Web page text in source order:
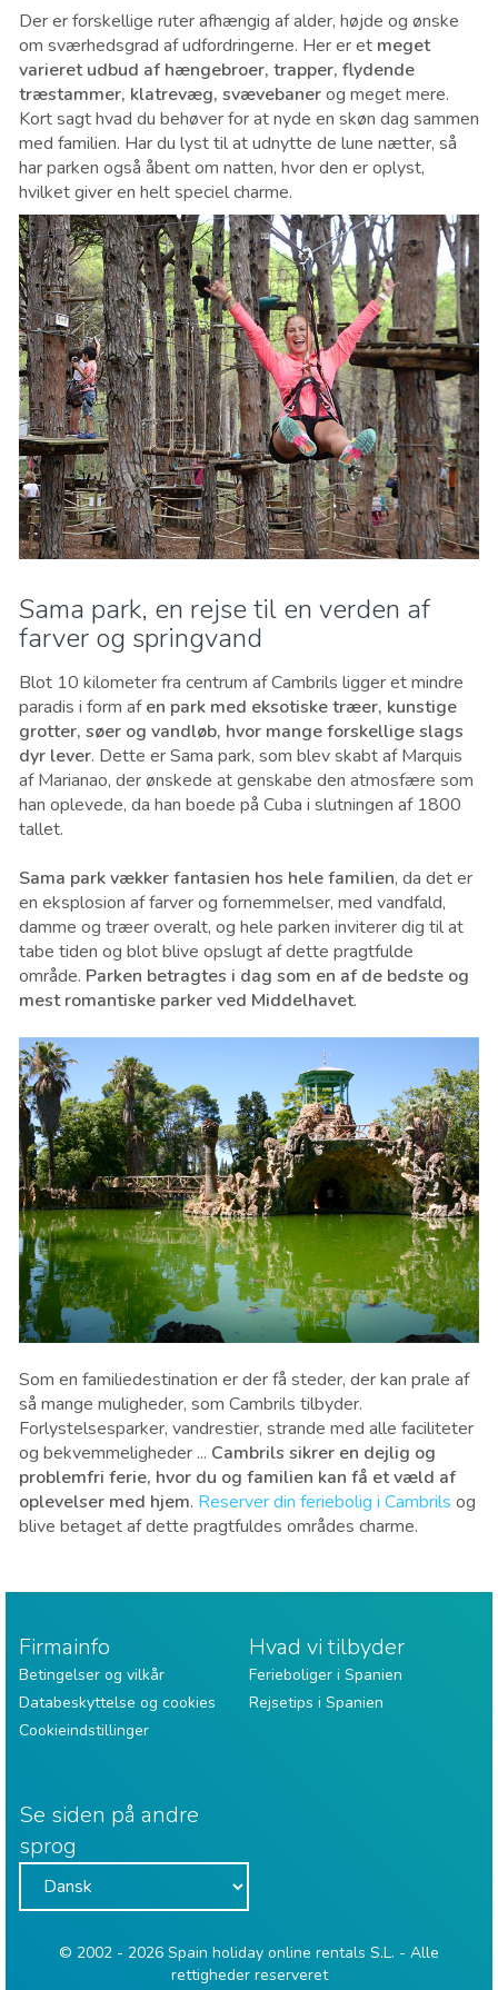
Der er forskellige ruter afhængig af alder, højde og ønske
om sværhedsgrad af udfordringerne. Her er et meget
varieret udbud af hængebroer, trapper, flydende
træstammer, klatrevæg, svævebanerog meget mere.
Kort sagt hvad du behøver for at nyde en skøn dag sammen
med familien. Har du lyst til at udnytte de lune nætter, så
har parken også åbent om natten, hvor den er oplyst,
hvilket giver en helt speciel charme.
Sama park, en rejse til en verden af ​​
farver og springvand
Blot 10 kilometer fra centrum af Cambrils ligger et mindre
paradis i form afen park med eksotiske træer, kunstige
grotter, søer og vandløb, hvor mange forskellige slags
dyr lever. Dette er Sama park, som blev skabt af Marquis
af Marianao, der ønskede at genskabe den atmosfære som
han oplevede, da han boede på Cuba i slutningen af 1800
tallet.
Sama park vækker fantasien hos ​​hele familien, da det er
en eksplosion af farver og fornemmelser, med vandfald,
damme og træer overalt, og hele parken inviterer dig til at
tabe tiden og blot blive opslugt af dette pragtfulde
område. Parken betragtes i dag som en af de bedste og
mest romantiske parker ved Middelhavet.
Som en familiedestination er der få steder, der kan prale af
så mange muligheder, som Cambrils tilbyder.
Forlystelsesparker, vandrestier, strande med alle faciliteter
og bekvemmeligheder ... Cambrils sikrer en dejlig og
problemfri ferie, hvor du og familien kan få et væld af
oplevelser med hjem. Reserver din feriebolig i Cambrils og
blive betaget af dette pragtfuldes områdes charme.
Firmainfo
Betingelser og vilkår
Databeskyttelse og cookies
Cookieindstillinger
Hvad vi tilbyder
Ferieboliger i Spanien
Rejsetips i Spanien
Se siden på andre
sprog
© 2002 - 2026 Spain holiday online rentals S.L. - Alle
rettigheder reserveret